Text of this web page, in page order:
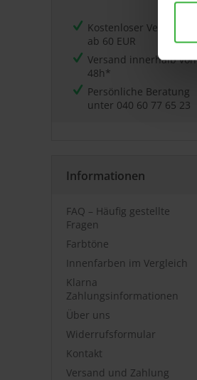
Kostenloser Versand
ab 60 EUR
Versand innerhalb von
48h*
Persönliche Beratung
unter 040 60 77 65 23
Informationen
FAQ – Häufig gestellte
Fragen
Farbtöne
Innenfarben im Vergleich
Klarna
Zahlungsinformationen
Über uns
Widerrufsformular
Kontakt
Versand und Zahlung